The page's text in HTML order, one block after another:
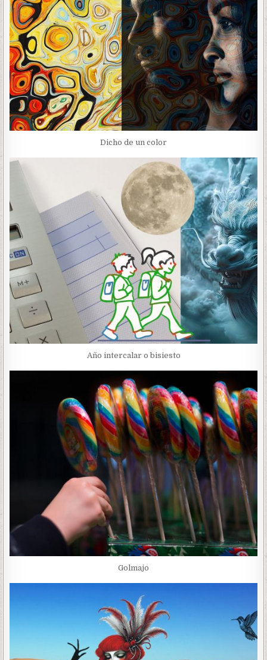
Dicho de un color
Año intercalar o bisiesto
Golmajo